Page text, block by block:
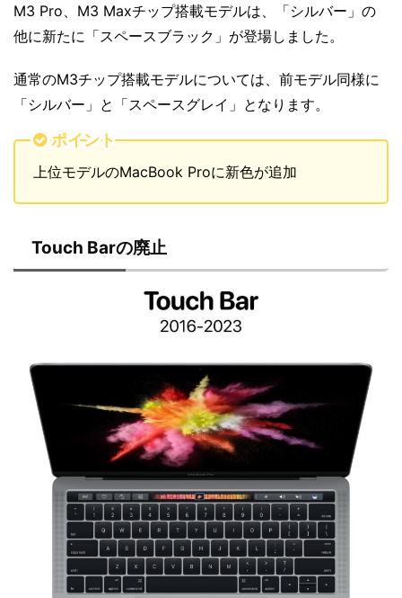
M3 Pro、M3 Maxチップ搭載モデルは、「シルバー」の
他に新たに「スペースブラック」が登場しました。
通常のM3チップ搭載モデルについては、前モデル同様に
「シルバー」と「スペースグレイ」となります。
ポイント
上位モデルのMacBook Proに新色が追加
Touch Barの廃止